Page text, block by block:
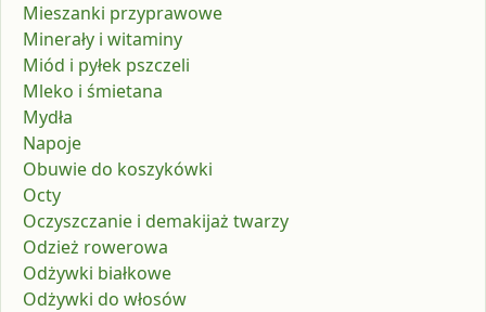
Mieszanki przyprawowe
Minerały i witaminy
Miód i pyłek pszczeli
Mleko i śmietana
Mydła
Napoje
Obuwie do koszykówki
Octy
Oczyszczanie i demakijaż twarzy
Odzież rowerowa
Odżywki białkowe
Odżywki do włosów